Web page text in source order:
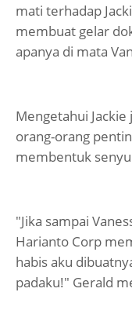
mati terhadap
membuat gelar
apanya di mata
Mengetahui
orang-orang
membentuk
"Jika sampai
Harianto Corp
habis aku
padaku!" Gerald